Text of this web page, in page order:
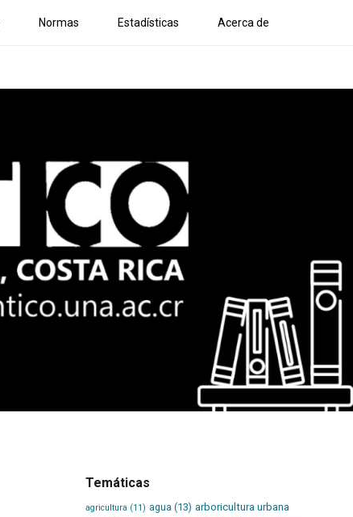
Normas Estadísticas Acerca de
Temáticas
agricultura (11) agua (13) arboricultura urbana